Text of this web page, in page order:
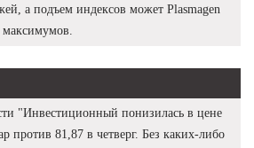
а подъем индексов может Plasmagen
максимумов.
"Инвестиционный понизилась в цене
против 81,87 в четверг. Без каких-либо